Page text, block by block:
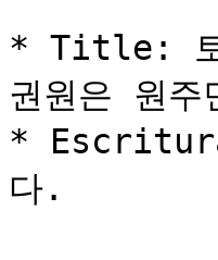
* Title: 토
권원은 원
*
다.